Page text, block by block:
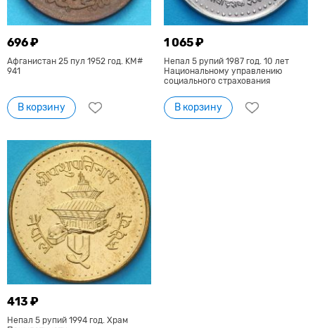
696 ₽
Афганистан 25 пул 1952 год. KM#
941
В корзину
1 065 ₽
Непал 5 рупий 1987 год. 10 лет
Национальному управлению
социального страхования
В корзину
413 ₽
Непал 5 рупий 1994 год. Храм